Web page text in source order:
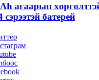
агаарын
батерей